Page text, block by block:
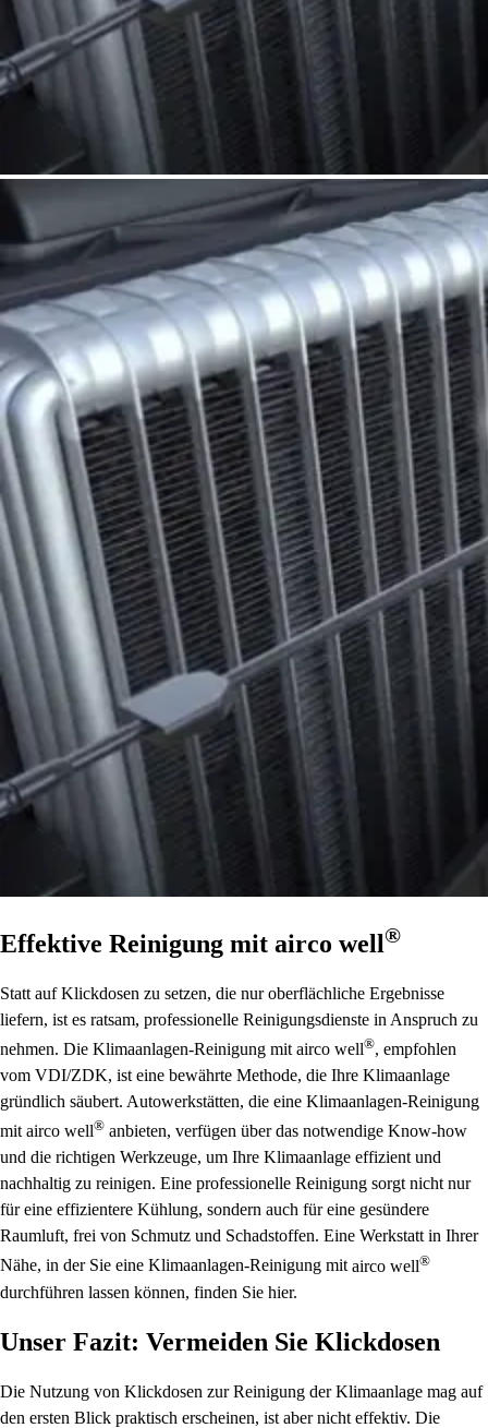
Effektive Reinigung mit airco well®
Statt auf Klickdosen zu setzen, die nur oberflächliche Ergebnisse
liefern, ist es ratsam, professionelle Reinigungsdienste in Anspruch zu
nehmen. Die Klimaanlagen-Reinigung mit airco well®, empfohlen
vom VDI/ZDK, ist eine bewährte Methode, die Ihre Klimaanlage
gründlich säubert. Autowerkstätten, die eine Klimaanlagen-Reinigung
mitairco well® anbieten, verfügen über das notwendige Know-how
und die richtigen Werkzeuge, um Ihre Klimaanlage effizient und
nachhaltig zu reinigen. Eine professionelle Reinigung sorgt nicht nur
für eine effizientere Kühlung, sondern auch für eine gesündere
Raumluft, frei von Schmutz und Schadstoffen. Eine Werkstatt in Ihrer
Nähe, in der Sie eine Klimaanlagen-Reinigung mitairco well®
durchführen lassen können, finden Sie hier.
Unser Fazit: Vermeiden Sie Klickdosen
Die Nutzung von Klickdosen zur Reinigung der Klimaanlage mag auf
den ersten Blick praktisch erscheinen, ist aber nicht effektiv. Die